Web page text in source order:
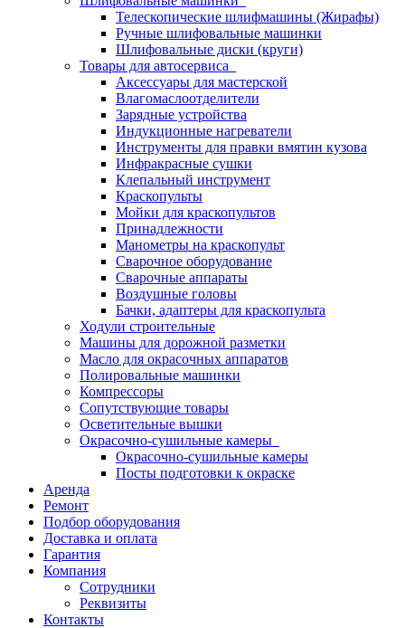
Телескопические шлифмашины (Жирафы)
Ручные шлифовальные машинки
Шлифовальные диски (круги)
Товары для автосервиса
Аксессуары для мастерской
Влагомаслоотделители
Зарядные устройства
Индукционные нагреватели
Инструменты для правки вмятин кузова
Инфракрасные сушки
Клепальный инструмент
Краскопульты
Мойки для краскопультов
Принадлежности
Манометры на краскопульт
Сварочное оборудование
Сварочные аппараты
Воздушные головы
Бачки, адаптеры для краскопульта
Ходули строительные
Машины для дорожной разметки
Масло для окрасочных аппаратов
Полировальные машинки
Компрессоры
Сопутствующие товары
Осветительные вышки
Окрасочно-сушильные камеры
Окрасочно-сушильные камеры
Посты подготовки к окраске
Аренда
Ремонт
Подбор оборудования
Доставка и оплата
Гарантия
Компания
Сотрудники
Реквизиты
Контакты